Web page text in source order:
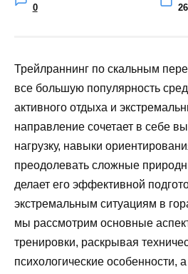
0
Трейлраннинг по скальным
все большую популярность
активного отдыха и
направление сочетает в себе
нагрузку, навыки
преодолевать сложные
делает его эффективной
экстремальным ситуациям в
мы рассмотрим основные
тренировки, раскрывая
психологические особенности,